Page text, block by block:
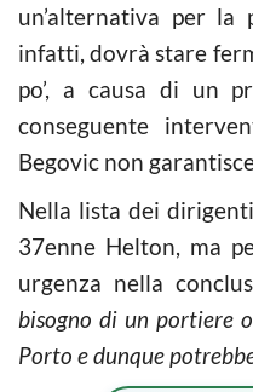
un’alternativa per la
infatti, dovrà stare
po’, a causa di un
conseguente
Begovic non
Nella lista dei
37enne Helton, ma
urgenza nella
bisogno di un portiere
Porto e dunque